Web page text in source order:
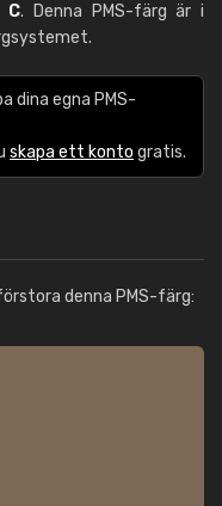
C. Denna PMS-färg är i
dina egna PMS-
skapa ett konto gratis.
denna PMS-färg: